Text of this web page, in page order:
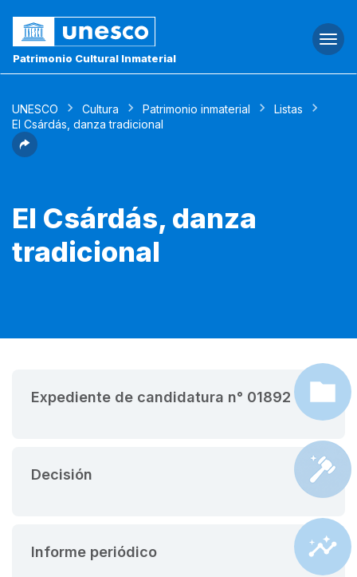
Patrimonio Cultural Inmaterial
UNESCO Cultura Patrimonio inmaterial
Listas
El Csárdás, danza tradicional
El Csárdás, danza
tradicional
Expediente de candidatura n° 01892
Decisión
Informe periódico